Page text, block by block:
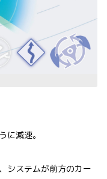
に減速。
システムが前方のカー